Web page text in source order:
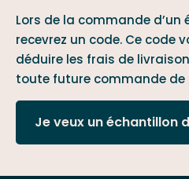
Lors de la commande d’un
recevrez un code. Ce code
déduire les frais de
toute future commande de
Je veux un échantillon